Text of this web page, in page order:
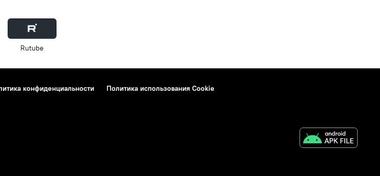
Rutube
конфиденциальности
Политика использования Cookie